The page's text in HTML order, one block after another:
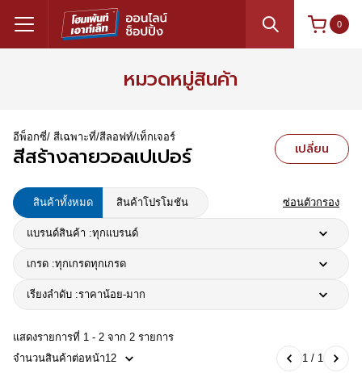
0
หมวดหมู่สินค้า
อีพ็อกซี่/ สีเฉพาะที่/สีลอฟท์/เท็กเจอร์
สีสร้างลายวอลเปเปอร์ เปลี่ยน
สินค้าทั้งหมด สินค้าโปรโมชัน ซ่อนตัวกรอง
แบรนด์สินค้า :ทุกแบรนด์
เกรด :ทุกเกรดทุกเกรด
เรียงลำดับ :ราคาน้อย-มาก
แสดงรายการที่ 1 - 2 จาก 2 รายการ
จำนวนสินค้าต่อหน้า12 1 / 1